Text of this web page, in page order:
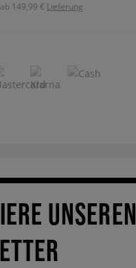
149,99 € Lieferung
UNSEREN